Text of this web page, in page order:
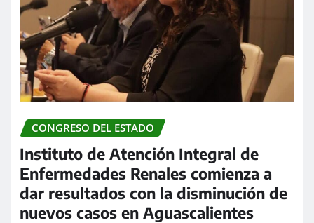
CONGRESO DEL ESTADO
Instituto de Atención Integral de
Enfermedades Renales comienza a
dar resultados con la disminución de
nuevos casos en Aguascalientes